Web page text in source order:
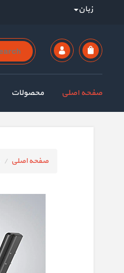
زبان
صفحه اصلی محصولات
صفحه اصلی